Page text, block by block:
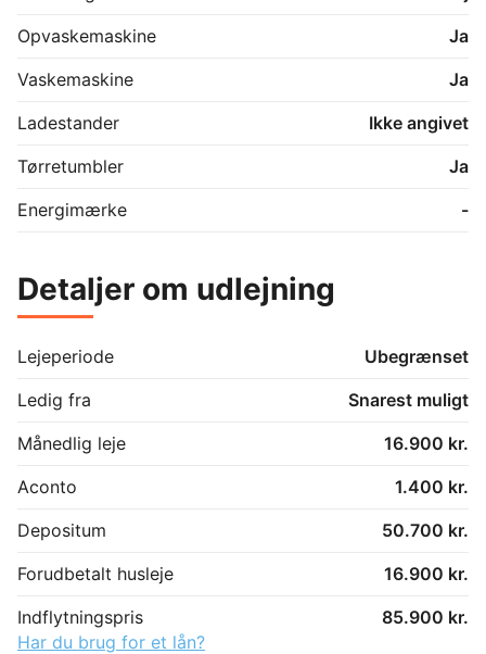
Der vil blive indhentet oplysninger hos RKI, og er man
registeret hos RKI, vil man ikke kunne leje boligen.
Opvaskemaskine
Ja
Vaskemaskine
Ja
Ladestander
Ikke angivet
Tørretumbler
Ja
Energimærke
-
Detaljer om udlejning
Lejeperiode
Ubegrænset
Ledig fra
Snarest muligt
Månedlig leje
16.900 kr.
Aconto
1.400 kr.
Depositum
50.700 kr.
Forudbetalt husleje
16.900 kr.
Indflytningspris
85.900 kr.
Har du brug for et lån?